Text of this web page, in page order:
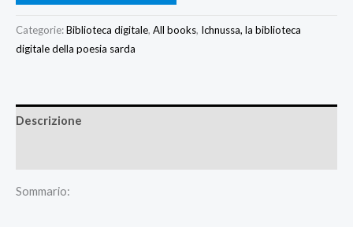
Categorie:Biblioteca digitale, All books, Ichnussa, la biblioteca
digitale della poesia sarda
Descrizione
Sommario: